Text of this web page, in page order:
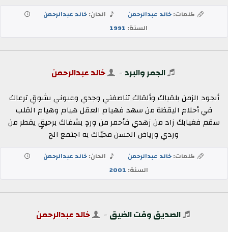
كلمات:خالد عبدالرحمن الحان:خالد عبدالرحمن
السنة: 1991
الجمر والبرد - خالد عبدالرحمن
أيجود الزمن بلقياك وألقاك تناصفني وجدي وعيوني بشوقٍ ترعاك
في أحلام اليقظة من سهد فهيام العقل هيام وهيام القلب
سقم فغيابك زاد من زهدي فأحمر من وردٍ بشفاك برحيقٍ يقطر من
وردي ورياض الحسن محيّاك به اجتمع الج
كلمات:خالد عبدالرحمن الحان:خالد عبدالرحمن
السنة: 2001
الصديق وقت الضيق - خالد عبدالرحمن